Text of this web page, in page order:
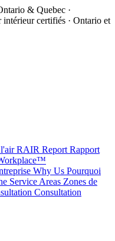
& Quebec ·
intérieur certifiés · Ontario et
RAIR Report Rapport
Why Us Pourquoi
Service Areas Zones de
Consultation